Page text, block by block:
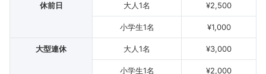
休前日 大人1名 ¥2,500
小学生1名 ¥1,000
大型連休 大人1名 ¥3,000
小学生1名 ¥2,000